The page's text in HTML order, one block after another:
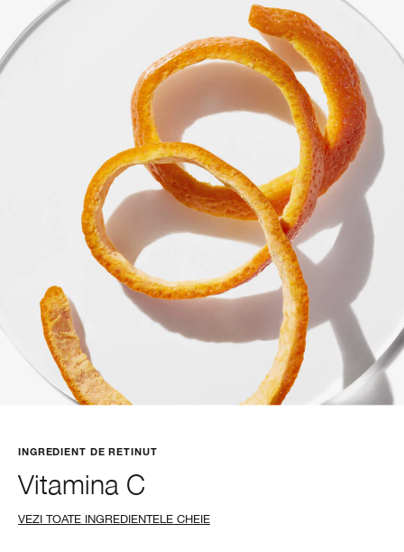
INGREDIENT DE RETINUT
Vitamina C
VEZI TOATE INGREDIENTELE CHEIE